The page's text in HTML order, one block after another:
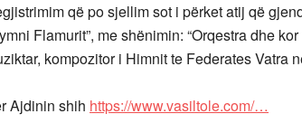
që po sjellim sot i përket atij që
Flamurit”, me shënimin: “Orqestra dhe
kompozitor i Himnit te Federates Vatra
Ajdinin shih https://www.vasiltole.com/…